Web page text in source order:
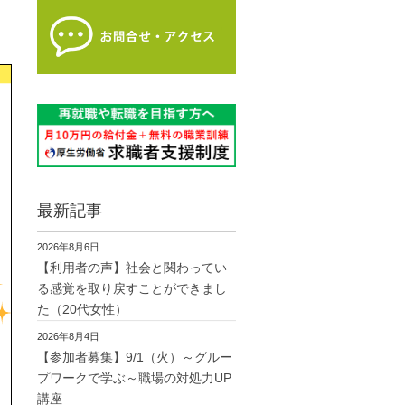
最新記事
2026年8月6日
【利用者の声】社会と関わってい
る感覚を取り戻すことができまし
た（20代女性）
2026年8月4日
【参加者募集】9/1（火）～グルー
プワークで学ぶ～職場の対処力UP
講座